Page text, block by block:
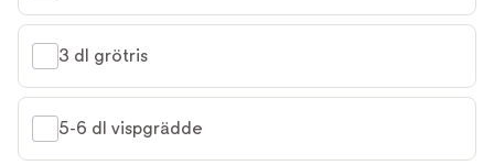
3 dl grötris
5-6 dl vispgrädde